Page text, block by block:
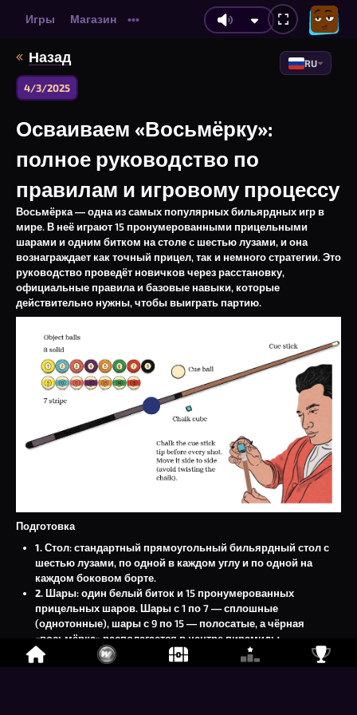
Игры Магазин •••
Назад RU
4/3/2025
Осваиваем «Восьмёрку»:
полное руководство по
правилам и игровому процессу
Восьмёрка— одна из самых популярных бильярдных игр в
мире. В неё играют 15 пронумерованными прицельными
шарами и одним битком на столе с шестью лузами, и она
вознаграждает как точный прицел, так и немного стратегии. Это
руководство проведёт новичков через расстановку,
официальные правила и базовые навыки, которые
действительно нужны, чтобы выиграть партию.
Подготовка
1. Стол: стандартный прямоугольный бильярдный стол с
шестью лузами, по одной в каждом углу и по одной на
каждом боковом борте.
2. Шары: один белый биток и 15 пронумерованных
прицельных шаров. Шары с 1 по 7 — сплошные
(однотонные), шары с 9 по 15 — полосатые, а чёрная
«восьмёрка» располагается в центре пирамиды.
3. Пирамида : расставьте шары в треугольной пирамиде так,
чтобы «восьмёрка» оказалась в центре, сплошной шар в